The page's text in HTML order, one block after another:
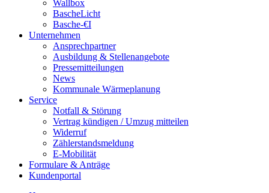
Wallbox
BascheLicht
Basche-€I
Unternehmen
Ansprechpartner
Ausbildung & Stellenangebote
Pressemitteilungen
News
Kommunale Wärmeplanung
Service
Notfall & Störung
Vertrag kündigen / Umzug mitteilen
Widerruf
Zählerstandsmeldung
E-Mobilität
Formulare & Anträge
Kundenportal